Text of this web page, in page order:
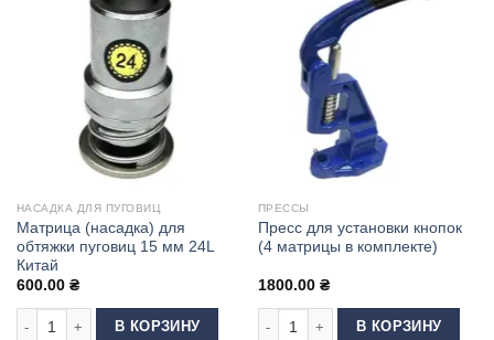
НАСАДКА ДЛЯ ПУГОВИЦ
Матрица (насадка) для
обтяжки пуговиц 15 мм 24L
Китай
600.00 ₴
Количество товара Матрица (насадка) для обтяжки пуговиц 15 мм 24L
В КОРЗИНУ
ПРЕССЫ
Пресс для установки кнопок
(4 матрицы в комплекте)
1800.00 ₴
Количество товара Пресс для
В КОРЗИНУ